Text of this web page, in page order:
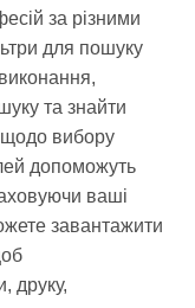
за різними
для пошуку
та знайти
вибору
допоможуть
ваші
завантажити
друку,